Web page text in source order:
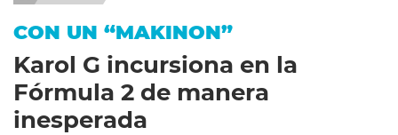
CON UN “MAKINON”
Karol G incursiona en la
Fórmula 2 de manera
inesperada